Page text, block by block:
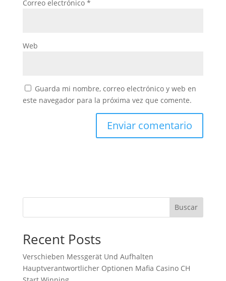
Correo electrónico *
Web
Guarda mi nombre, correo electrónico y web en
este navegador para la próxima vez que comente.
Buscar
Recent Posts
Verschieben Messgerät Und Aufhalten
Hauptverantwortlicher Optionen Mafia Casino CH